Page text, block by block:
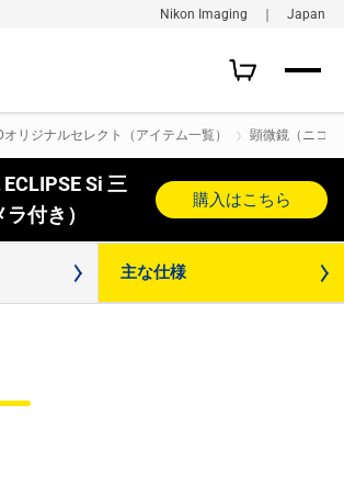
Nikon Imaging ｜ Japan
オリジナルセレクト（アイテム一覧） 顕微鏡（ニコ
Si 三
付き）
購入はこちら
主な仕様